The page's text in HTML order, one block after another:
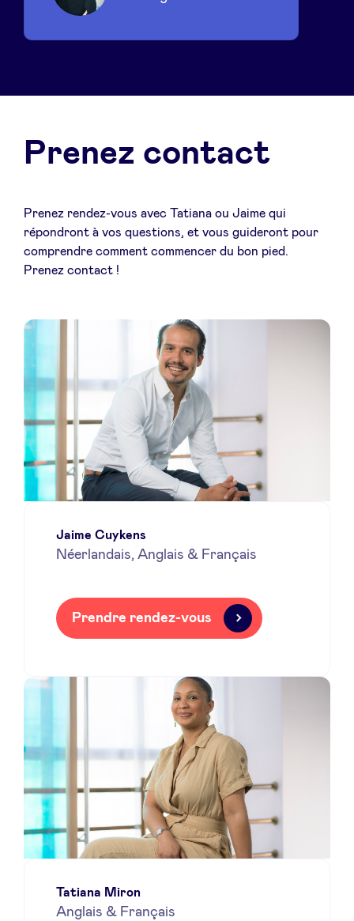
Prenez contact
Prenez rendez-vous avec Tatiana ou Jaime qui
répondront à vos questions, et vous guideront pour
comprendre comment commencer du bon pied.
Prenez contact !
Jaime Cuykens
Néerlandais, Anglais & Français
Prendre rendez-vous
Tatiana Miron
Anglais & Français